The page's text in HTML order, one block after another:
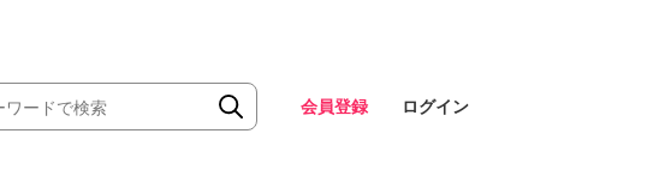
会員登録 ログイン